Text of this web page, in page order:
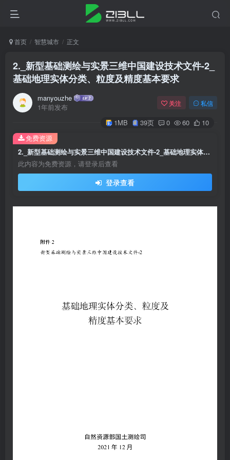
首页 智慧城市 正文
2._新型基础测绘与实景三维中国建设技术文件-2_
基础地理实体分类、粒度及精度基本要求
manyouzhe
1年前发布
关注 私信
1MB 39页 0 60 10
2._新型基础测绘与实景三维中国建设技术文件-2_基础地理实体分类、粒度及精度基本要求
此内容为免费资源，请登录后查看
登录查看
免费资源